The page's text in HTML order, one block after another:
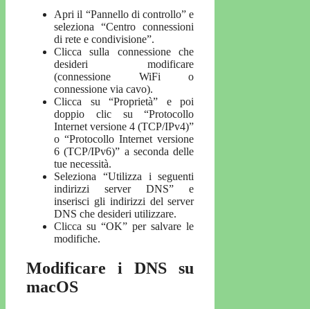
Apri il “Pannello di controllo” e
seleziona “Centro connessioni
di rete e condivisione”.
Clicca sulla connessione che
desideri modificare
(connessione WiFi o
connessione via cavo).
Clicca su “Proprietà” e poi
doppio clic su “Protocollo
Internet versione 4 (TCP/IPv4)”
o “Protocollo Internet versione
6 (TCP/IPv6)” a seconda delle
tue necessità.
Seleziona “Utilizza i seguenti
indirizzi server DNS” e
inserisci gli indirizzi del server
DNS che desideri utilizzare.
Clicca su “OK” per salvare le
modifiche.
Modificare i DNS su
macOS